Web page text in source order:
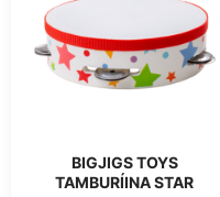
BIGJIGS TOYS
TAMBURÍINA STAR